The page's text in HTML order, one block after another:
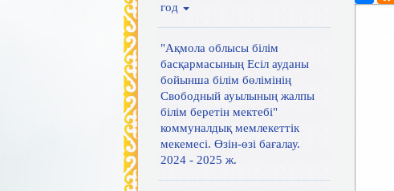
год
"Ақмола облысы білім
басқармасының Есіл ауданы
бойынша білім бөлімінің
Свободный ауылының жалпы
білім беретін мектебі"
коммуналдық мемлекеттік
мекемесі. Өзін-өзі бағалау.
2024 - 2025 ж.